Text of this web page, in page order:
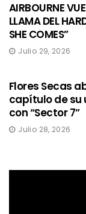
AIRBOURNE
LLAMA DEL
SHE COMES”
Julio 29, 2026
Flores Secas
capítulo de su
con “Sector 7”
Julio 28, 2026